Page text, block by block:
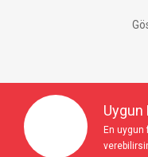
Uygun
En